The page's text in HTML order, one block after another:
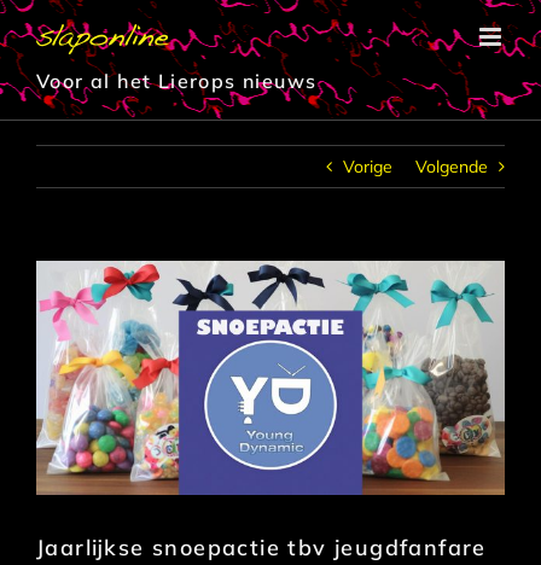
Ga
naar
inhoud
Voor al het Lierops nieuws
Vorige Volgende
Jaarlijkse snoepactie tbv jeugdfanfare